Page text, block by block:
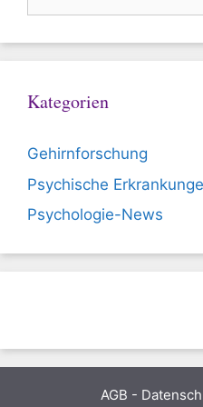
Kategorien
Gehirnforschung
Psychische
Psychologie-News
AGB -